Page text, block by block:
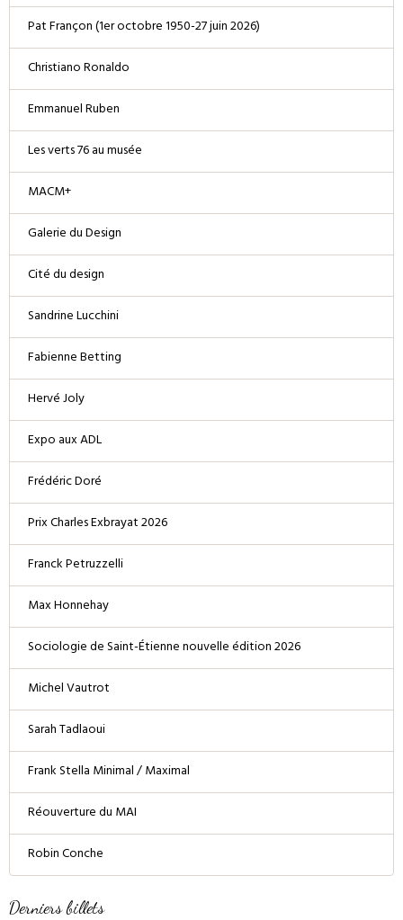
Pat Françon (1er octobre 1950-27 juin 2026)
Christiano Ronaldo
Emmanuel Ruben
Les verts 76 au musée
MACM+
Galerie du Design
Cité du design
Sandrine Lucchini
Fabienne Betting
Hervé Joly
Expo aux ADL
Frédéric Doré
Prix Charles Exbrayat 2026
Franck Petruzzelli
Max Honnehay
Sociologie de Saint-Étienne nouvelle édition 2026
Michel Vautrot
Sarah Tadlaoui
Frank Stella Minimal / Maximal
Réouverture du MAI
Robin Conche
Derniers billets